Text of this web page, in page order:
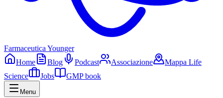
Farmaceutica Younger
Home
Blog Podcast Associazione
Mappa Life
Science
Jobs GMP book
Menu